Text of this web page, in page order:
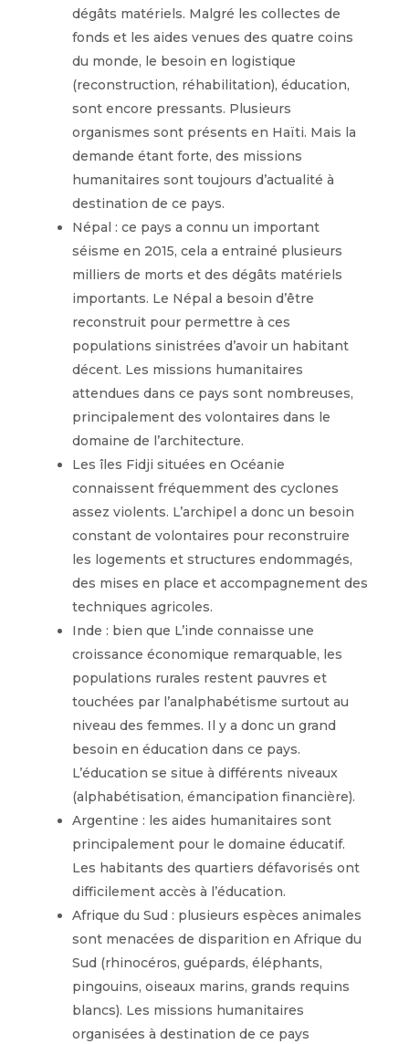
dégâts matériels. Malgré les collectes de
fonds et les aides venues des quatre coins
du monde, le besoin en logistique
(reconstruction, réhabilitation), éducation,
sont encore pressants. Plusieurs
organismes sont présents en Haïti. Mais la
demande étant forte, des missions
humanitaires sont toujours d’actualité à
destination de ce pays.
Népal : ce pays a connu un important
séisme en 2015, cela a entrainé plusieurs
milliers de morts et des dégâts matériels
importants. Le Népal a besoin d’être
reconstruit pour permettre à ces
populations sinistrées d’avoir un habitant
décent. Les missions humanitaires
attendues dans ce pays sont nombreuses,
principalement des volontaires dans le
domaine de l’architecture.
Les îles Fidji situées en Océanie
connaissent fréquemment des cyclones
assez violents. L’archipel a donc un besoin
constant de volontaires pour reconstruire
les logements et structures endommagés,
des mises en place et accompagnement des
techniques agricoles.
Inde : bien que L’inde connaisse une
croissance économique remarquable, les
populations rurales restent pauvres et
touchées par l’analphabétisme surtout au
niveau des femmes. Il y a donc un grand
besoin en éducation dans ce pays.
L’éducation se situe à différents niveaux
(alphabétisation, émancipation financière).
Argentine : les aides humanitaires sont
principalement pour le domaine éducatif.
Les habitants des quartiers défavorisés ont
difficilement accès à l’éducation.
Afrique du Sud : plusieurs espèces animales
sont menacées de disparition en Afrique du
Sud (rhinocéros, guépards, éléphants,
pingouins, oiseaux marins, grands requins
blancs). Les missions humanitaires
organisées à destination de ce pays